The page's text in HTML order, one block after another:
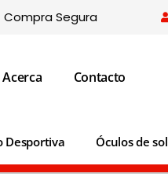
Compra Segura
Acerca Contacto
Desportiva Óculos de sol